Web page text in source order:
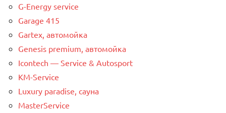
G-Energy service
Garage 415
Gartex, автомойка
Genesis premium, автомойка
Icontech — Service & Autosport
KM-Service
Luxury paradise, сауна
MasterService